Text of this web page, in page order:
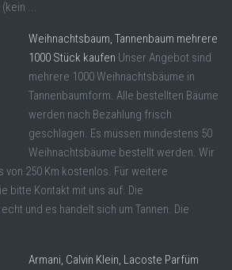
...
Weihnachtsbaum, Tannenbaum mehrere
1000 Stück kaufen Unser Angebot sind
mehrere 1000 Weihnachtsbäume in
Tannenbaumform. Alle bestellten Bäume
werden nach Bezahlung frisch
geschlagen. Es müssen mindestens 50
Weihnachtsbäume bestellt werden. Wir
von 250 Km kostenlos. Für weitere
bitte Kontakt mit uns auf. Die
und es handelt sich um Tannen. Die
Armani, Calvin Klein, Lacoste Parfüm